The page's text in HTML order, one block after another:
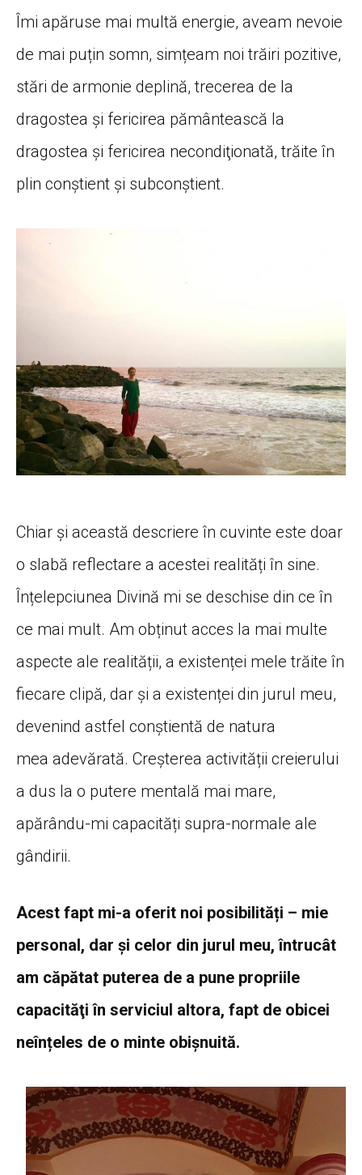
Îmi apăruse mai multă energie, aveam nevoie
de mai puțin somn, simțeam noi trăiri pozitive,
stări de armonie deplină, trecerea de la
dragostea și fericirea pământească la
dragostea și fericirea necondiţionată, trăite în
plin conștient și subconștient.
Chiar și această descriere în cuvinte este doar
o slabă reflectare a acestei realități în sine.
Înțelepciunea Divină mi se deschise din ce în
ce mai mult. Am obținut acces la mai multe
aspecte ale realității, a existenței mele trăite în
fiecare clipă, dar şi a existenței din jurul meu,
devenind astfel conștientă de natura
mea adevărată. Creșterea activității creierului
a dus la o putere mentală mai mare,
apărându-mi capacități supra-normale ale
gândirii.
Acest fapt mi-a oferit noi posibilități – mie
personal, dar şi celor din jurul meu, întrucât
am căpătat puterea de a pune propriile
capacităţi în serviciul altora, fapt de obicei
neînțeles de o minte obișnuită.